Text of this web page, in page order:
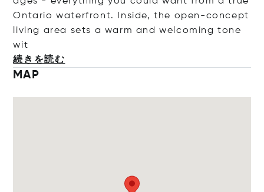
Ontario waterfront. Inside, the open-concept
living area sets a warm and welcoming tone
wit
続きを読む
MAP